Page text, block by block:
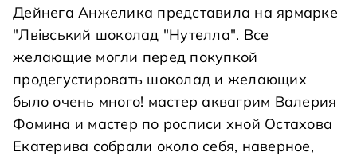
Дейнега Анжелика представила на ярмарке
"Лвівський шоколад "Нутелла". Все
желающие могли перед покупкой
продегустировать шоколад и желающих
было очень много! мастер аквагрим Валерия
Фомина и мастер по росписи хной Остахова
Екатерива собрали около себя, наверное,